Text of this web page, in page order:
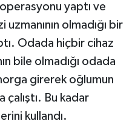
yaptı ve
olmadığı bir
Odada hiçbir cihaz
bile olmadığı odada
girerek oğlumun
Bu kadar
kullandı.